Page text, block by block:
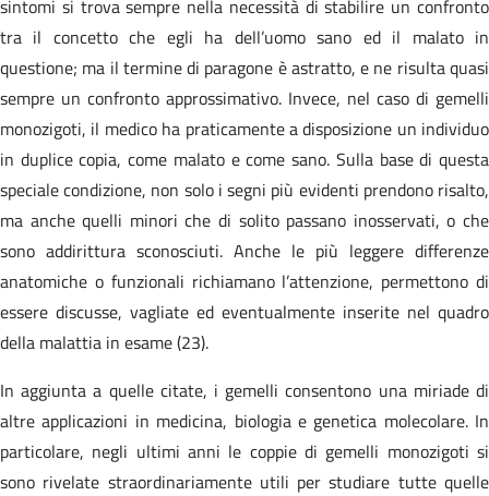
sintomi si trova sempre nella necessità di stabilire un confronto
tra il concetto che egli ha dell’uomo sano ed il malato in
questione; ma il termine di paragone è astratto, e ne risulta quasi
sempre un confronto approssimativo. Invece, nel caso di gemelli
monozigoti, il medico ha praticamente a disposizione un individuo
in duplice copia, come malato e come sano. Sulla base di questa
speciale condizione, non solo i segni più evidenti prendono risalto,
ma anche quelli minori che di solito passano inosservati, o che
sono addirittura sconosciuti. Anche le più leggere differenze
anatomiche o funzionali richiamano l’attenzione, permettono di
essere discusse, vagliate ed eventualmente inserite nel quadro
della malattia in esame (23).
In aggiunta a quelle citate, i gemelli consentono una miriade di
altre applicazioni in medicina, biologia e genetica molecolare. In
particolare, negli ultimi anni le coppie di gemelli monozigoti si
sono rivelate straordinariamente utili per studiare tutte quelle